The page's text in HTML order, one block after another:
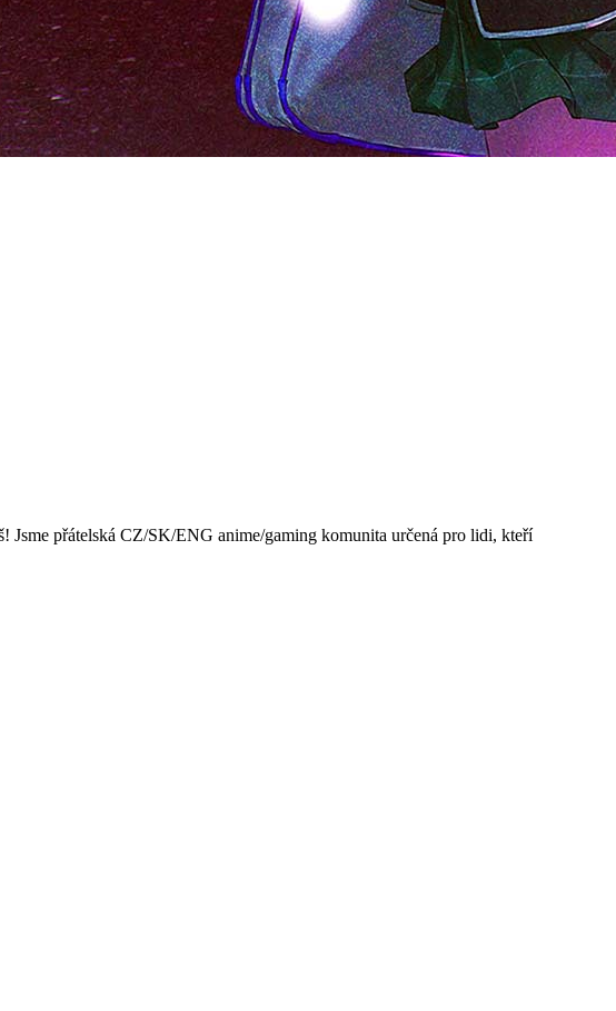
Jsme přátelská CZ/SK/ENG anime/gaming komunita určená pro lidi, kteří